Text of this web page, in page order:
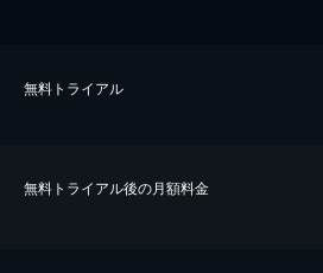
無料トライアル
無料トライアル後の⽉額料金